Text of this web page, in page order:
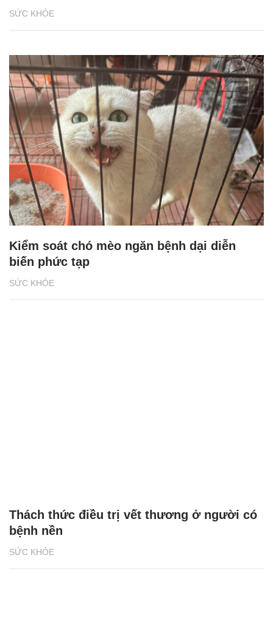
SỨC KHỎE
SỨC KHỎE
Kiểm soát chó mèo ngăn bệnh dại diễn
biến phức tạp
SỨC KHỎE
Thách thức điều trị vết thương ở người có
bệnh nền